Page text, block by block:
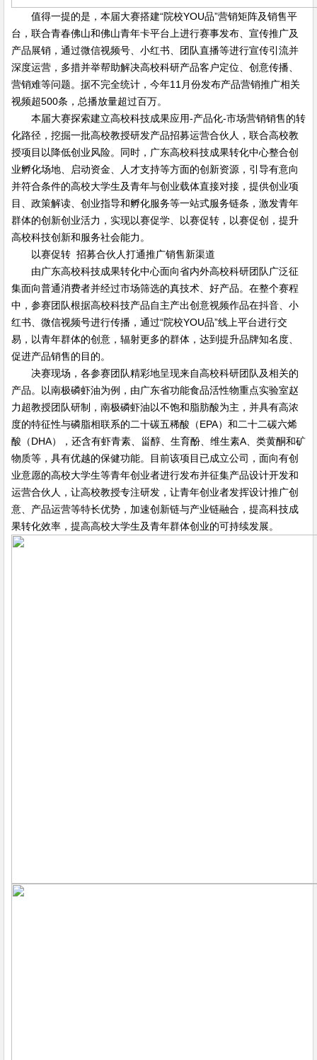
值得一提的是，本届大赛搭建“院校YOU品”营销矩阵及销售平
台，联合青春佛山和佛山青年卡平台上进行赛事发布、宣传推广及
产品展销，通过微信视频号、小红书、团队直播等进行宣传引流并
深度运营，多措并举帮助解决高校科研产品客户定位、创意传播、
营销难等问题。据不完全统计，今年11月份发布产品营销推广相关
视频超500条，总播放量超过百万。
本届大赛探索建立高校科技成果应用-产品化-市场营销销售的转
化路径，挖掘一批高校教授研发产品招募运营合伙人，联合高校教
授项目以降低创业风险。同时，广东高校科技成果转化中心整合创
业孵化场地、启动资金、人才支持等方面的创新资源，引导有意向
并符合条件的高校大学生及青年与创业载体直接对接，提供创业项
目、政策解读、创业指导和孵化服务等一站式服务链条，激发青年
群体的创新创业活力，实现以赛促学、以赛促转，以赛促创，提升
高校科技创新和服务社会能力。
以赛促转 招募合伙人打通推广销售新渠道
由广东高校科技成果转化中心面向省内外高校科研团队广泛征
集面向普通消费者并经过市场筛选的真技术、好产品。在整个赛程
中，参赛团队根据高校科技产品自主产出创意视频作品在抖音、小
红书、微信视频号进行传播，通过“院校YOU品”线上平台进行交
易，以青年群体的创意，辐射更多的群体，达到提升品牌知名度、
促进产品销售的目的。
决赛现场，各参赛团队精彩地呈现来自高校科研团队及相关的
产品。以南极磷虾油为例，由广东省功能食品活性物重点实验室赵
力超教授团队研制，南极磷虾油以不饱和脂肪酸为主，并具有高浓
度的特征性与磷脂相联系的二十碳五稀酸（EPA）和二十二碳六烯
酸（DHA），还含有虾青素、甾醇、生育酚、维生素A、类黄酮和矿
物质等，具有优越的保健功能。目前该项目已成立公司，面向有创
业意愿的高校大学生等青年创业者进行发布并征集产品设计开发和
运营合伙人，让高校教授专注研发，让青年创业者发挥设计推广创
意、产品运营等特长优势，加速创新链与产业链融合，提高科技成
果转化效率，提高高校大学生及青年群体创业的可持续发展。